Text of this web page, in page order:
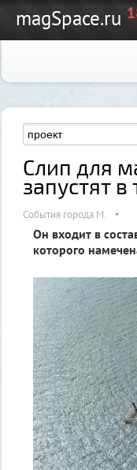
magSpace.ru
Слип для
запустят
События города М.
Он входит в
которого